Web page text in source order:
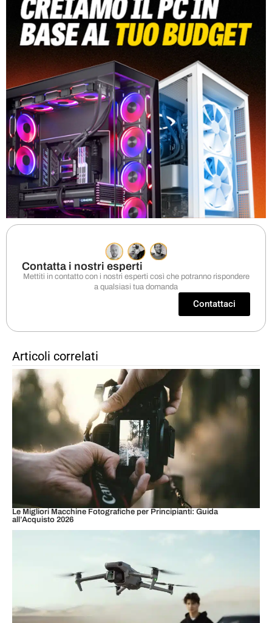
Contatta i nostri esperti
Mettiti in contatto con i nostri esperti così che potranno rispondere
a qualsiasi tua domanda
Contattaci
Articoli correlati
Le Migliori Macchine Fotografiche per Principianti: Guida
all’Acquisto 2026